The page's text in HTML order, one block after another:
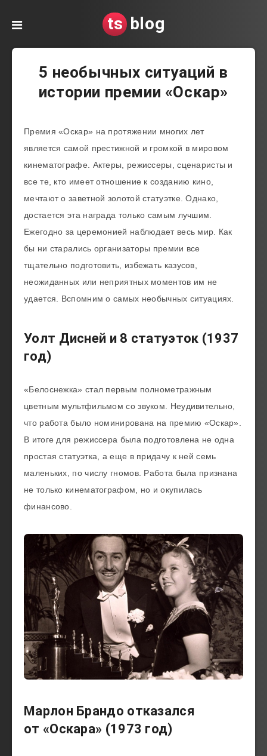
ts blog
5 необычных ситуаций в
истории премии «Оскар»
Премия «Оскар» на протяжении многих лет
является самой престижной и громкой в мировом
кинематографе. Актеры, режиссеры, сценаристы и
все те, кто имеет отношение к созданию кино,
мечтают о заветной золотой статуэтке. Однако,
достается эта награда только самым лучшим.
Ежегодно за церемонией наблюдает весь мир. Как
бы ни старались организаторы премии все
тщательно подготовить, избежать казусов,
неожиданных или неприятных моментов им не
удается. Вспомним о самых необычных ситуациях.
Уолт Дисней и 8 статуэток (1937
год)
«Белоснежка» стал первым полнометражным
цветным мультфильмом со звуком. Неудивительно,
что работа было номинирована на премию «Оскар».
В итоге для режиссера была подготовлена не одна
простая статуэтка, а еще в придачу к ней семь
маленьких, по числу гномов. Работа была признана
не только кинематографом, но и окупилась
финансово.
Марлон Брандо отказался
от «Оскара» (1973 год)